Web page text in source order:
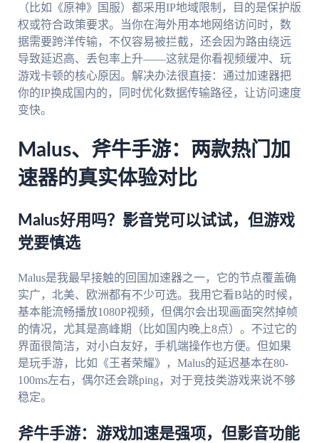
（比如《原神》国服）都采用IP地域限制，目的是保护版
权或符合政策要求。当你在海外用本地网络访问时，数
据需要跨洋传输，不仅容易被拦截，还会因为路由绕远
导致延迟高、丢包率上升——这就是你看视频缓冲、玩
游戏卡顿的核心原因。解决办法很直接：通过加速器把
你的IP换成国内的，同时优化数据传输路径，让访问速度
变快。
Malus、斧牛手游：两款热门加
速器的真实体验对比
Malus好用吗？影音党可以试试，但游戏
党要慎选
Malus是我最早接触的回国加速器之一，它的节点覆盖确
实广，北美、欧洲都有不少可选。我用它看B站的时候，
基本能流畅播放1080P视频，但偶尔会出现画面突然掉帧
的情况，尤其是高峰期（比如国内晚上8点）。不过它的
界面很简洁，对小白友好，手机端操作也方便。但如果
是玩手游，比如《王者荣耀》，Malus的延迟基本在80-
100ms左右，偶尔还会跳ping，对于竞技类游戏来说不够
稳定。
斧牛手游：游戏加速是强项，但影音功能